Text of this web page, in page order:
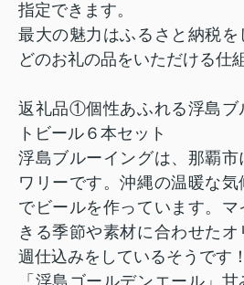
指定できます。
最大の魅力はふるさと納税
どのお礼の品をいただける仕
返礼品①個性あふれる浮島ブ
トビール６本セット
浮島ブルーイングは、那覇
ワリーです。沖縄の温暖な
でビールを作っています。
きる季節や素材に合わせた
週仕込みをしているそうです